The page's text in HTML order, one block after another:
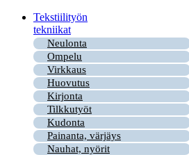
Tekstiilityön
tekniikat
Neulonta
Ompelu
Virkkaus
Huovutus
Kirjonta
Tilkkutyöt
Kudonta
Painanta, värjäys
Nauhat, nyörit